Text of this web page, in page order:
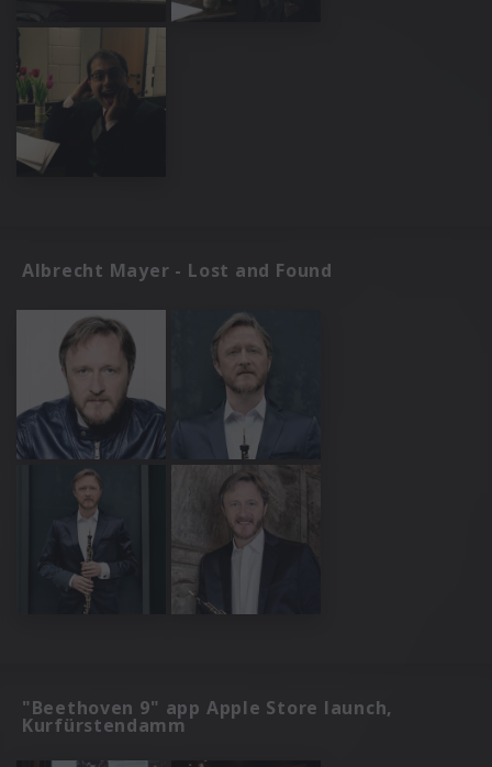
Albrecht Mayer - Lost and Found
"Beethoven 9" app Apple Store launch,
Kurfürstendamm